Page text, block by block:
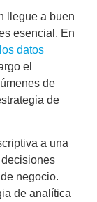
llegue a buen
esencial. En
los datos
el
de
de
a una
decisiones
negocio.
de analítica